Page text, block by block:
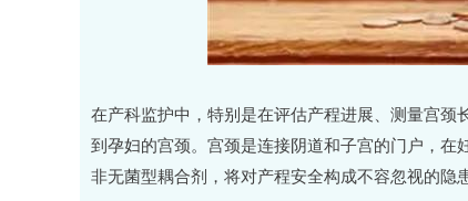
在产科监护中，特别是在评估产程进展、测量宫
到孕妇的宫颈。宫颈是连接阴道和子宫的门户，
非无菌型耦合剂，将对产程安全构成不容忽视的隐患